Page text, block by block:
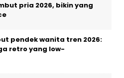
pria 2026, bikin yang
pendek wanita tren 2026:
retro yang low-